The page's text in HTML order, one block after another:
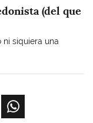
(del que
siquiera una